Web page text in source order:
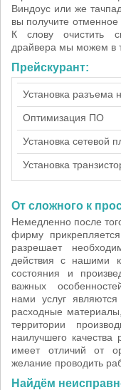
Виндоус или же
вы получите отменное
К слову очистить
драйвера мы можем в
Прейскурант:
Установка разъема
Оптимизация ПО
Установка сетевой
Установка
От сложного к
Немедленно после
фирму
разрешает
действия с нашими
состояния и
важных
нами услуг
расходные
территории
наилучшего
имеет отличий от
желание проводить
Найдём